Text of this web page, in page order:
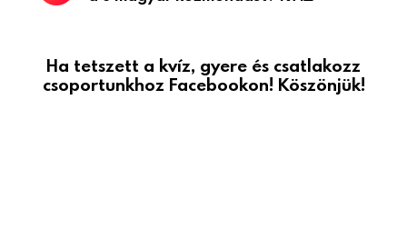
Ha tetszett a kvíz, gyere és csatlakozz
csoportunkhoz Facebookon! Köszönjük!